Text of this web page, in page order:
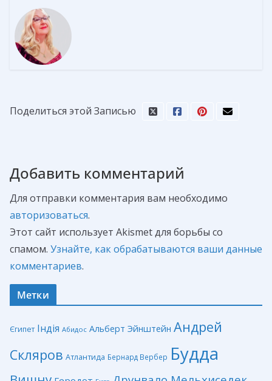
Поделиться этой Записью
Добавить комментарий
Для отправки комментария вам необходимо
авторизоваться.
Этот сайт использует Akismet для борьбы со
спамом. Узнайте, как обрабатываются ваши данные
комментариев.
Метки
Єгипет Індія Абидос Альберт Эйнштейн Андрей
Скляров Атлантида Бернард Вербер Будда